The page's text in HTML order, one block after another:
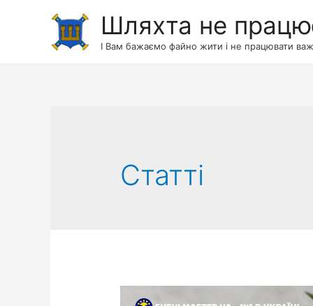
Шляхта не
І Вам бажаємо файно жити і не працювати
Статті